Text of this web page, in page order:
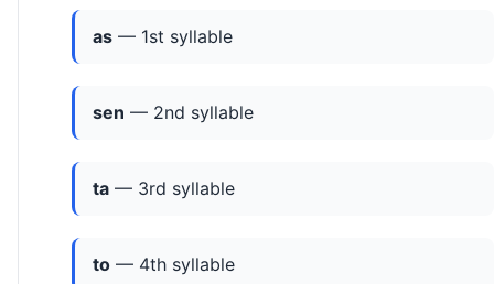
as — 1st syllable
sen — 2nd syllable
ta — 3rd syllable
to — 4th syllable